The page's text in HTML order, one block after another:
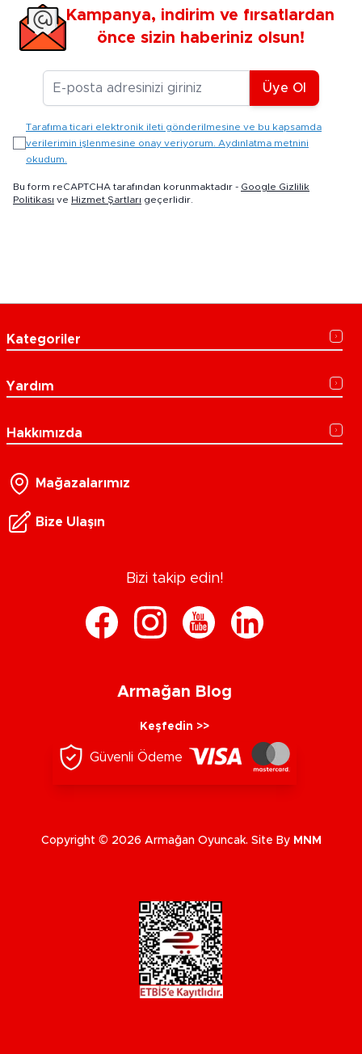
Kampanya, indirim ve fırsatlardan
önce sizin haberiniz olsun!
E-posta Adresiniz
Üye Ol
Tarafıma ticari elektronik ileti gönderilmesine ve bu kapsamda
verilerimin işlenmesine onay veriyorum. Aydınlatma metnini
okudum.
Bu form reCAPTCHA tarafından korunmaktadır - Google Gizlilik
Politikası ve Hizmet Şartları geçerlidir.
Kategoriler
Yardım
Hakkımızda
Mağazalarımız
Bize Ulaşın
Bizi takip edin!
Armağan Blog
Keşfedin >>
Güvenli Ödeme
Copyright © 2026 Armağan Oyuncak. Site By MNM